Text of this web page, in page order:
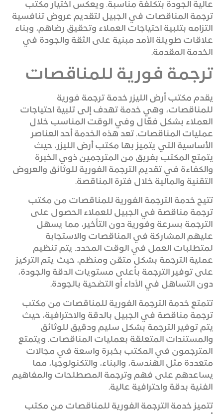
عالية الجودة بتكلفة مناسبة. ويعكس اختيار مكتب
ترجمة المناقصات في الجبيل لتقديم عروض تنافسية
التزامه بتلبية احتياجات العملاء وتحقيق رضاهم، وبناء
علاقات طويلة الأمد مبنية على الثقة والجودة في
الخدمة المقدمة.
ترجمة فورية للمناقصات
يقدم مكتب أرض الليزر خدمة ترجمة فورية
للمناقصات، وهي خدمة تهدف إلى تلبية احتياجات
العملاء بشكل فعّال وفي الوقت المناسب خلال
عمليات المناقصات. تعد هذه الخدمة أحد العناصر
الأساسية التي يتميز بها مكتب أرض الليزر، حيث
يتمتع المكتب بفريق من المترجمين ذوي الخبرة
والكفاءة في تقديم الترجمة الفورية للوثائق والعروض
التقنية والمالية خلال فترة المناقصة.
تتيح خدمة الترجمة الفورية للمناقصات من مكتب
ترجمة مناقصة في الجبيل للعملاء الحصول على
الترجمة بسرعة وفورية دون التأخير، مما يسهل
عليهم المشاركة في المناقصات والاستجابة
لمتطلبات العمل في الوقت المحدد. يتم تنظيم
عملية الترجمة بشكل متقن ومنظم، حيث يتم التركيز
على توفير الترجمة بأعلى مستويات الدقة والجودة،
دون التساهل في الأداء أو التضحية بالجودة.
تتمتع خدمة الترجمة الفورية للمناقصات من مكتب
ترجمة مناقصة في الجبيل بالدقة والاحترافية، حيث
يتم توفير الترجمة بشكل سليم ودقيق للوثائق
والمستندات المتعلقة بعمليات المناقصات. ويتمتع
المترجمون في المكتب بخبرة واسعة في مجالات
متعددة مثل الهندسة، والبناء، والتكنولوجيا، مما
يساعدهم على فهم وترجمة المصطلحات والمفاهيم
الفنية بدقة واحترافية عالية.
تتميز خدمة الترجمة الفورية للمناقصات من مكتب